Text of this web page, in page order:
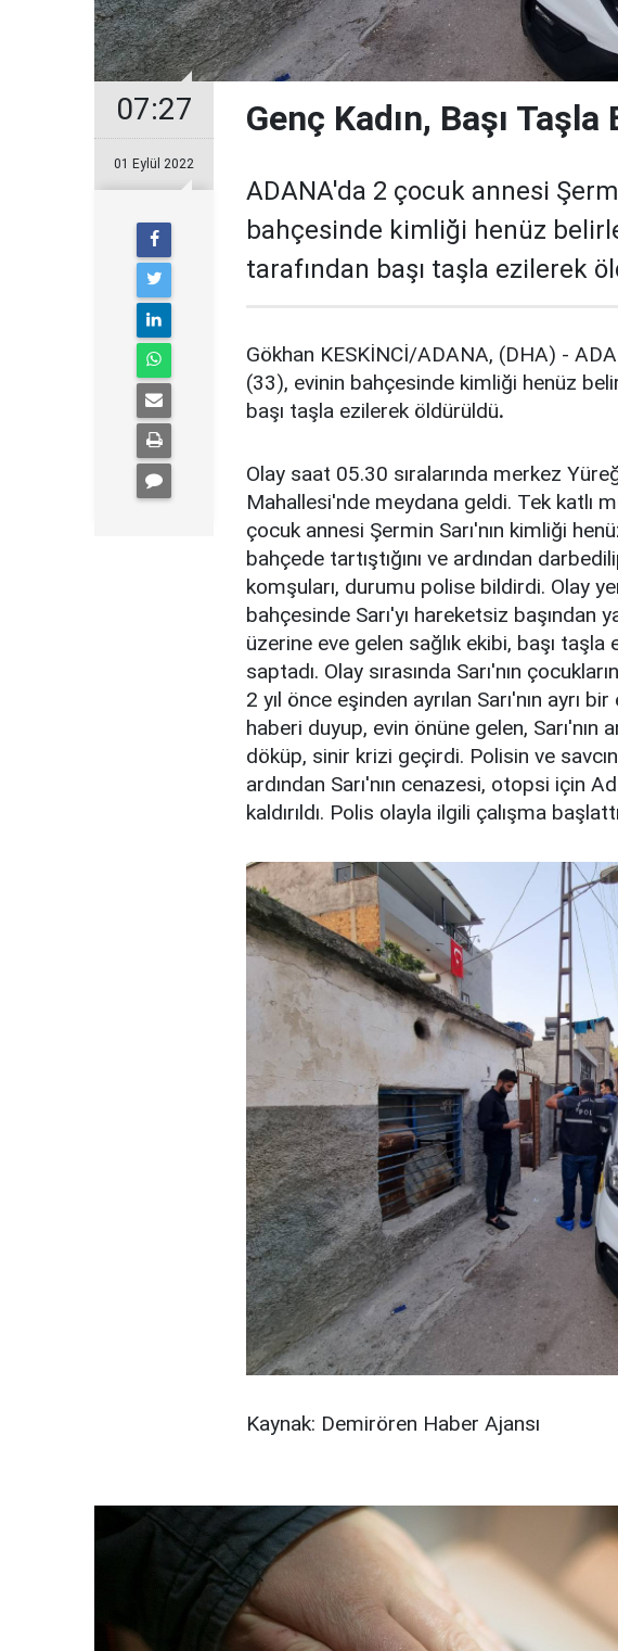
07:27
01 Eylül 2022
Genç Kadın, Başı
ADANA'da 2 çocuk annesi
bahçesinde kimliği henüz
tarafından başı taşla ezilerek
Gökhan KESKİNCİ/ADANA, (DHA) -
(33), evinin bahçesinde kimliği henüz
başı taşla ezilerek öldürüldü.
Olay saat 05.30 sıralarında merkez
Mahallesi'nde meydana geldi. Tek katlı
çocuk annesi Şermin Sarı'nın kimliği
bahçede tartıştığını ve ardından
komşuları, durumu polise bildirdi. Olay
bahçesinde Sarı'yı hareketsiz başından
üzerine eve gelen sağlık ekibi, başı taşla
saptadı. Olay sırasında Sarı'nın
2 yıl önce eşinden ayrılan Sarı'nın ayrı
haberi duyup, evin önüne gelen, Sarı'nın
döküp, sinir krizi geçirdi. Polisin ve
ardından Sarı'nın cenazesi, otopsi için
kaldırıldı. Polis olayla ilgili çalışma
Kaynak: Demirören Haber Ajansı